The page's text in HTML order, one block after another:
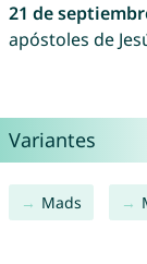
21 de
apóstoles de
Variantes
Mads